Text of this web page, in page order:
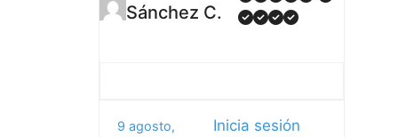
Sánchez C.
9 agosto,
Inicia sesión